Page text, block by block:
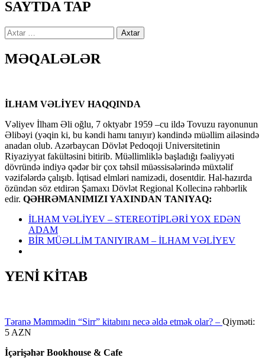
SAYTDA TAP
Axtarış:
MƏQALƏLƏR
İLHAM VƏLİYEV HAQQINDA
Vəliyev İlham Əli oğlu, 7 oktyabr 1959 –cu ildə Tovuzu rayonunun
Əlibəyi (yəqin ki, bu kəndi hamı tanıyır) kəndində müəllim ailəsində
anadan olub. Azərbaycan Dövlət Pedoqoji Universitetinin
Riyaziyyat fakültəsini bitirib. Müəllimliklə başladığı fəaliyyəti
dövründə indiyə qədər bir çox təhsil müəssisələrində müxtəlif
vəzifələrdə çalışıb. İqtisad elmləri namizədi, dosentdir. Hal-hazırda
özündən söz etdirən Şamaxı Dövlət Regional Kollecinə rəhbərlik
edir. QƏHRƏMANIMIZI YAXINDAN TANIYAQ:
İLHAM VƏLİYEV – STEREOTİPLƏRİ YOX EDƏN
ADAM
BİR MÜƏLLİM TANIYIRAM – İLHAM VƏLİYEV
YENİ KİTAB
Təranə Məmmədin “Sirr” kitabını necə əldə etmək olar? – Qiyməti:
5 AZN
İçərişəhər Bookhouse & Cafe